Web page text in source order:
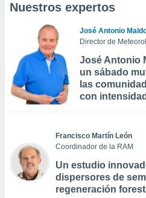
Nuestros expertos
José Antonio
Director de
José Antonio
un sábado
las
con intensidad
Francisco Martín León
Coordinador de la RAM
Un estudio
dispersores de
regeneración